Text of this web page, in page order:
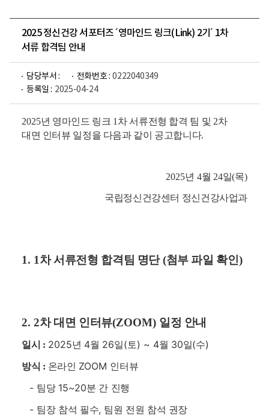
2025 정신건강 서포터즈 ´영마인드 링크(Link) 2기´ 1차
서류 합격팀 안내
담당부서 : 전화번호 : 0222040349
등록일 : 2025-04-24
2025년 영마인드 링크 1 차 서류전형 합격 팀 및 2차
대면 인터뷰 일정을 다음과 같이 공고합니다.
2025년 4월 24일(목)
국립정신건강센터 정신건강사업과
1. 1차 서류전형 합격팀 명단(첨부 파일 확인)
2. 2차 대면 인터뷰(ZOOM) 일정 안내
일시 : 2025년 4월 26일(토) ~ 4월 30일(수)
방식 : 온라인 ZOOM 인터뷰
- 팀당 15~20분 간 진행
- 팀장 참석 필수, 팀원 전원 참석 권장